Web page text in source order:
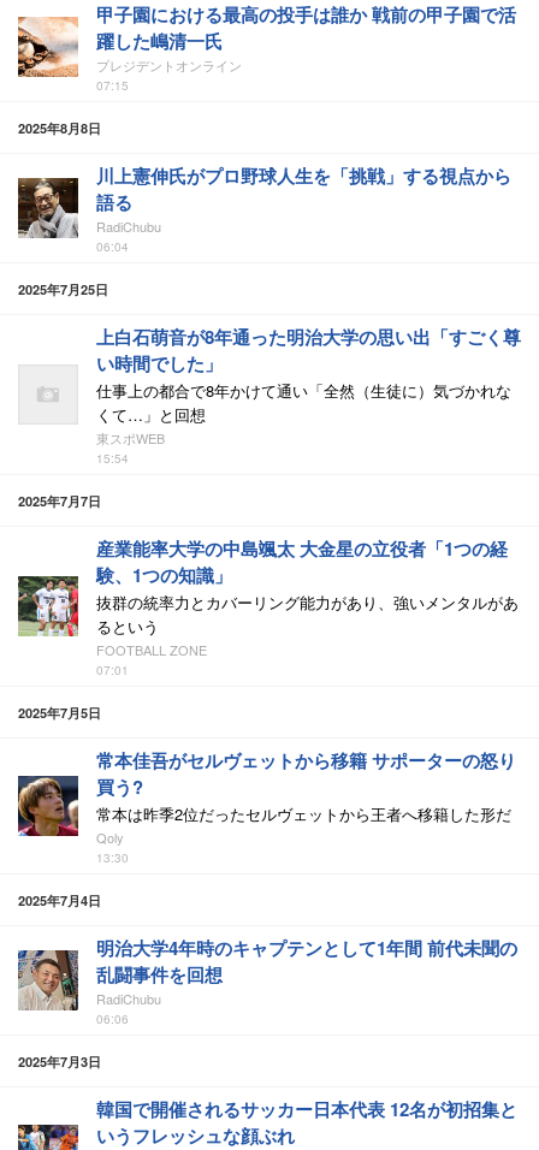
甲子園における最高の投手は誰か 戦前の甲子園で活
躍した嶋清一氏
プレジデントオンライン
07:15
2025年8月8日
川上憲伸氏がプロ野球人生を「挑戦」する視点から
語る
RadiChubu
06:04
2025年7月25日
上白石萌音が8年通った明治大学の思い出「すごく尊
い時間でした」
仕事上の都合で8年かけて通い「全然（生徒に）気づかれな
くて…」と回想
東スポWEB
15:54
2025年7月7日
産業能率大学の中島颯太 大金星の立役者「1つの経
験、1つの知識」
抜群の統率力とカバーリング能力があり、強いメンタルがあ
るという
FOOTBALL ZONE
07:01
2025年7月5日
常本佳吾がセルヴェットから移籍 サポーターの怒り
買う?
常本は昨季2位だったセルヴェットから王者へ移籍した形だ
Qoly
13:30
2025年7月4日
明治大学4年時のキャプテンとして1年間 前代未聞の
乱闘事件を回想
RadiChubu
06:06
2025年7月3日
韓国で開催されるサッカー日本代表 12名が初招集と
いうフレッシュな顔ぶれ